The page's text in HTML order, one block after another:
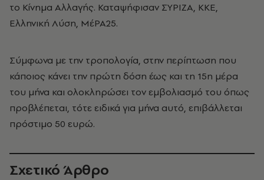
το Κίνημα Αλλαγής. Καταψήφισαν ΣΥΡΙΖΑ, ΚΚΕ,
Ελληνική Λύση, ΜέΡΑ25.
Σύμφωνα με την τροπολογία, στην περίπτωση που
κάποιος κάνει την πρώτη δόση έως και τη 15η μέρα
του μήνα και ολοκληρώσει τον εμβολιασμό του όπως
προβλέπεται, τότε ειδικά για μήνα αυτό, επιβάλλεται
πρόστιμο 50 ευρώ.
Σχετικό Άρθρο